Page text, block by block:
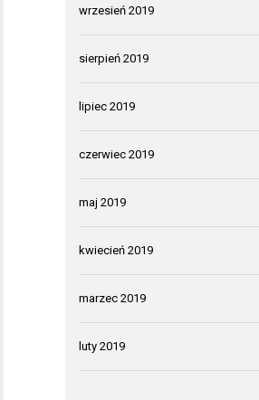
wrzesień 2019
sierpień 2019
lipiec 2019
czerwiec 2019
maj 2019
kwiecień 2019
marzec 2019
luty 2019